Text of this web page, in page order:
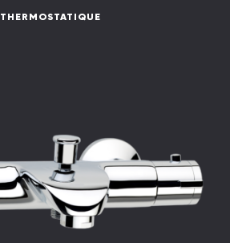
THERMOSTATIQUE